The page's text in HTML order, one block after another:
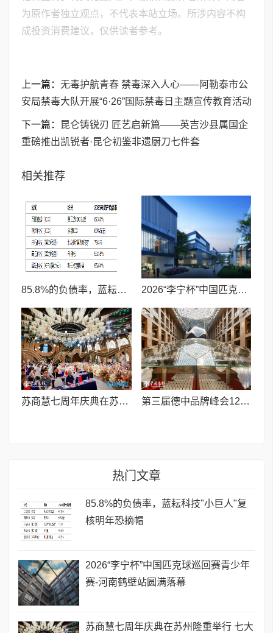
为原作者独立观点，不代表本站立场。所涉内容不构
成投资消费建议，仅供读者参考。
上一篇： 无毒护航青春 禁毒深入人心——阿勒泰市公
安局禁毒大队开展“6·26”国际禁毒日主题宣传教育活动
下一篇：
昆仑铸锐刃 匠艺启新篇——英吉沙县属国企
重磅推出凯锐者·昆仑初鉴非遗厨刀七件套
相关推荐
85.8%的负债率，蓝耘科技"小巨人"复核明年恐摘帽 2026“李宁杯”中国匹克球巡回赛青少年赛-河南鹤壁站圆满落幕
苏商慧七周年庆典在苏州隆重举行 七大联创共启发展新篇章 第三届德中品牌峰会12月将在柏林举办，聚焦人工智能时代品牌全球化发展
热门文章
85.8%的负债率，蓝耘科技"小巨人"复
核明年恐摘帽
2026“李宁杯”中国匹克球巡回赛青少年
赛-河南鹤壁站圆满落幕
苏商慧七周年庆典在苏州隆重举行 七大